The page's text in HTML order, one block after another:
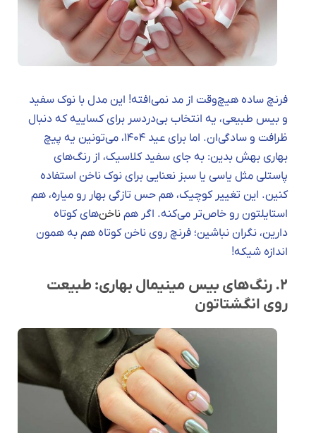
فرنچ ساده هیچ‌وقت از مد نمی‌افته! این مدل با نوک سفید
و بیس طبیعی، یه انتخاب بی‌دردسر برای کساییه که دنبال
ظرافت و سادگی‌ان. اما برای عید ۱۴۰۴، می‌تونین یه پیچ
بهاری بهش بدین: به جای سفید کلاسیک، از رنگ‌های
پاستلی مثل یاسی یا سبز نعنایی برای نوک ناخن استفاده
کنین. این تغییر کوچیک، هم حس تازگی بهار رو میاره، هم
استایلتون رو خاص‌تر می‌کنه. اگر هم ناخن‌های کوتاه
دارین، نگران نباشین؛ فرنچ روی ناخن کوتاه هم به همون
اندازه شیکه!
۲. رنگ‌های بیس مینیمال بهاری: طبیعت
روی انگشتاتون